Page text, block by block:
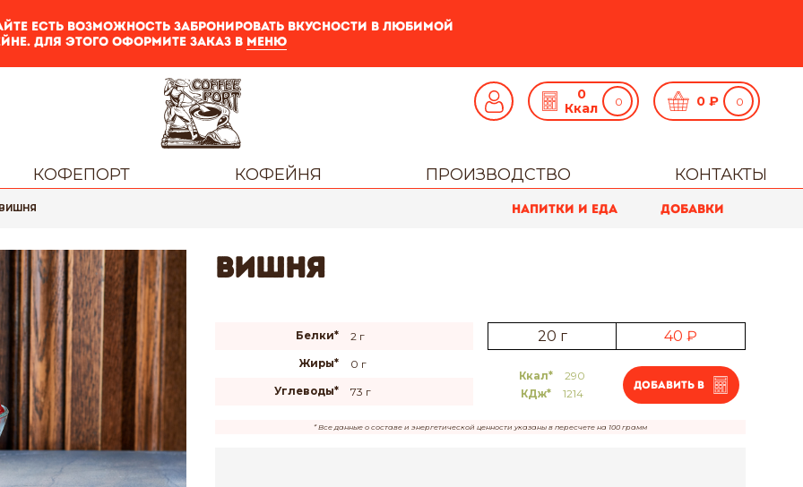
есть возможность забронировать вкусности в любимой
Для этого оформите заказ в меню
0
Ккал
0 ₽
КОФЕПОРТ КОФЕЙНЯ ПРОИЗВОДСТВО КОНТАКТЫ
Напитки и еда Добавки
Вишня
Белки* 2 г
Жиры* 0 г
Углеводы* 73 г
20 г 40 ₽
Ккал*
290
КДж*
1214
Добавить в
* Все данные о составе и энергетической ценности указаны в пересчете на 100 грамм